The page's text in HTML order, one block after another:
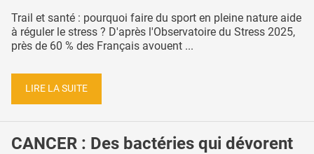
Trail et santé : pourquoi faire du sport en pleine nature aide
à réguler le stress ? D'après l'Observatoire du Stress 2025,
près de 60 % des Français avouent ...
LIRE LA SUITE
CANCER : Des bactéries qui dévorent